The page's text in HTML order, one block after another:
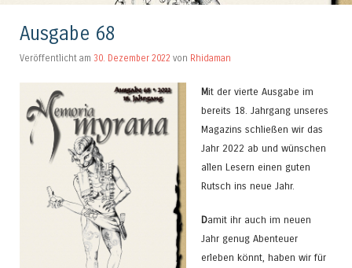
Ausgabe 68
Veröffentlicht am 30. Dezember 2022 von Rhidaman
Mit der vierte Ausgabe im
bereits 18. Jahrgang unseres
Magazins schließen wir das
Jahr 2022 ab und wünschen
allen Lesern einen guten
Rutsch ins neue Jahr.
Damit ihr auch im neuen
Jahr genug Abenteuer
erleben könnt, haben wir für